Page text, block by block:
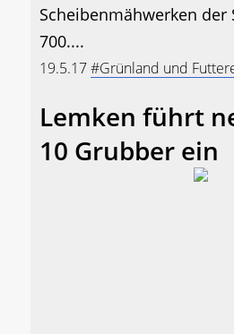
Scheibenmähwerken der
700....
19.5.17#Grünland und
Lemken führt
10 Grubber ein